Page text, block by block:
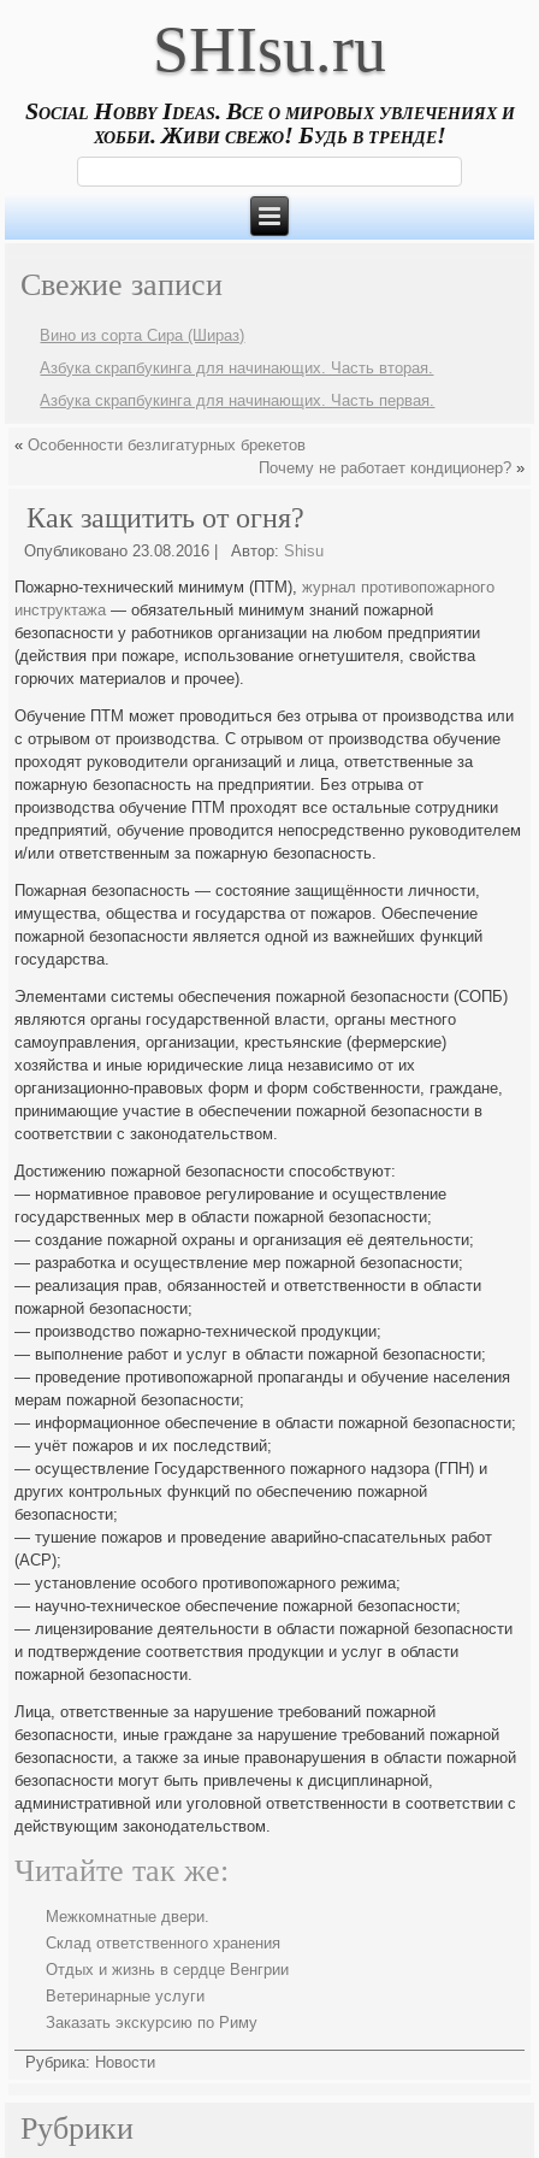
SHIsu.ru
Social Hobby Ideas. Все о мировых увлечениях и
хобби. Живи свежо! Будь в тренде!
Свежие записи
Вино из сорта Сира (Шираз)
Азбука скрапбукинга для начинающих. Часть вторая.
Азбука скрапбукинга для начинающих. Часть первая.
«Особенности безлигатурных брекетов
Почему не работает кондиционер?»
Как защитить от огня?
Опубликовано 23.08.2016 Автор: Shisu
Пожарно-технический минимум (ПТМ),журнал противопожарного
инструктажа — обязательный минимум знаний пожарной
безопасности у работников организации на любом предприятии
(действия при пожаре, использование огнетушителя, свойства
горючих материалов и прочее).
Обучение ПТМ может проводиться без отрыва от производства или
с отрывом от производства. С отрывом от производства обучение
проходят руководители организаций и лица, ответственные за
пожарную безопасность на предприятии. Без отрыва от
производства обучение ПТМ проходят все остальные сотрудники
предприятий, обучение проводится непосредственно руководителем
и/или ответственным за пожарную безопасность.
Пожарная безопасность — состояние защищённости личности,
имущества, общества и государства от пожаров. Обеспечение
пожарной безопасности является одной из важнейших функций
государства.
Элементами системы обеспечения пожарной безопасности (СОПБ)
являются органы государственной власти, органы местного
самоуправления, организации, крестьянские (фермерские)
хозяйства и иные юридические лица независимо от их
организационно-правовых форм и форм собственности, граждане,
принимающие участие в обеспечении пожарной безопасности в
соответствии с законодательством.
Достижению пожарной безопасности способствуют:
— нормативное правовое регулирование и осуществление
государственных мер в области пожарной безопасности;
— создание пожарной охраны и организация её деятельности;
— разработка и осуществление мер пожарной безопасности;
— реализация прав, обязанностей и ответственности в области
пожарной безопасности;
— производство пожарно-технической продукции;
— выполнение работ и услуг в области пожарной безопасности;
— проведение противопожарной пропаганды и обучение населения
мерам пожарной безопасности;
— информационное обеспечение в области пожарной безопасности;
— учёт пожаров и их последствий;
— осуществление Государственного пожарного надзора (ГПН) и
других контрольных функций по обеспечению пожарной
безопасности;
— тушение пожаров и проведение аварийно-спасательных работ
(АСР);
— установление особого противопожарного режима;
— научно-техническое обеспечение пожарной безопасности;
— лицензирование деятельности в области пожарной безопасности
и подтверждение соответствия продукции и услуг в области
пожарной безопасности.
Лица, ответственные за нарушение требований пожарной
безопасности, иные граждане за нарушение требований пожарной
безопасности, а также за иные правонарушения в области пожарной
безопасности могут быть привлечены к дисциплинарной,
административной или уголовной ответственности в соответствии с
действующим законодательством.
Читайте так же:
Межкомнатные двери.
Склад ответственного хранения
Отдых и жизнь в сердце Венгрии
Ветеринарные услуги
Заказать экскурсию по Риму
Рубрика: Новости
Рубрики